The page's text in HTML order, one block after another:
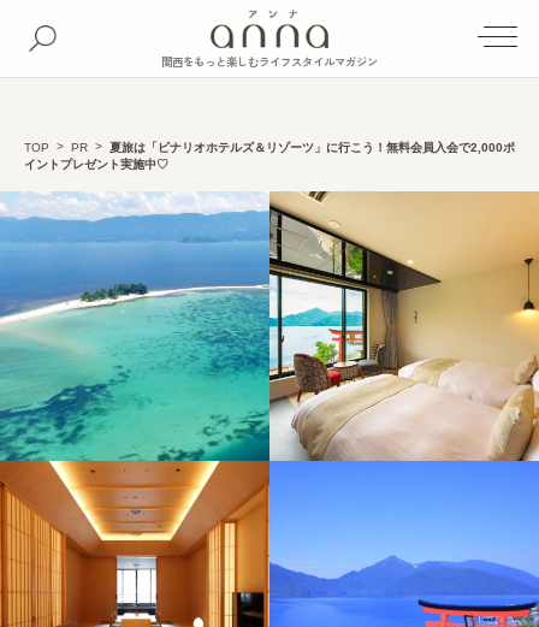
関西をもっと楽しむライフスタイルマガジン
TOP PR
夏旅は「ビナリオホテルズ＆リゾーツ」に行こう！無料会員入会で2,000ポ
イントプレゼント実施中♡